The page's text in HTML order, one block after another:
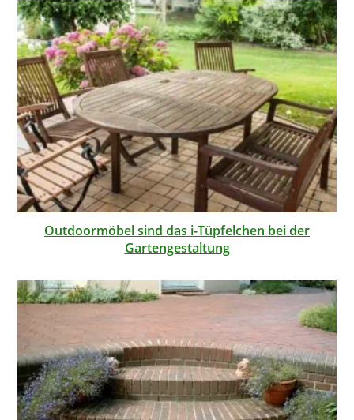
Outdoormöbel sind das i-Tüpfelchen bei der
Gartengestaltung